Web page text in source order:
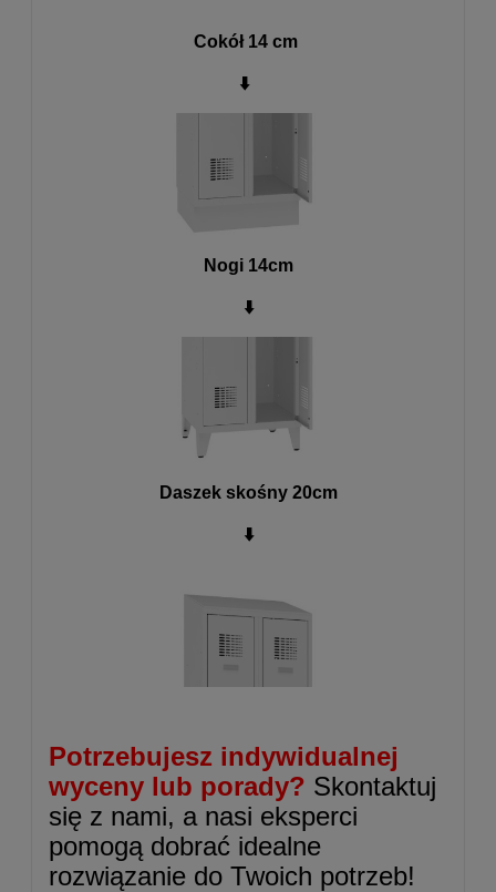
Cokół 14 cm
⬇️
Nogi 14cm
⬇️
Daszek skośny 20cm
⬇️
Potrzebujesz indywidualnej
wyceny lub porady? Skontaktuj
się z nami, a nasi eksperci
pomogą dobrać idealne
rozwiązanie do Twoich potrzeb!